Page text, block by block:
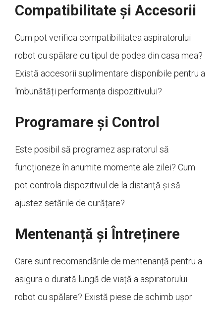
Compatibilitate și Accesorii
Cum pot verifica compatibilitatea aspiratorului
robot cu spălare cu tipul de podea din casa mea?
Există accesorii suplimentare disponibile pentru a
îmbunătăți performanța dispozitivului?
Programare și Control
Este posibil să programez aspiratorul să
funcționeze în anumite momente ale zilei? Cum
pot controla dispozitivul de la distanță și să
ajustez setările de curățare?
Mentenanță și Întreținere
Care sunt recomandările de mentenanță pentru a
asigura o durată lungă de viață a aspiratorului
robot cu spălare? Există piese de schimb ușor